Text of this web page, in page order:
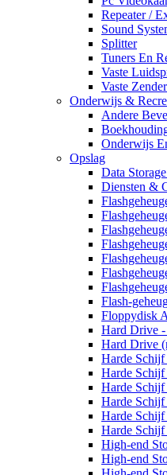
Repeater /
Sound
Splitter
Tuners En
Vaste
Vaste
Onderwijs &
Andere
Onderwijs
Opslag
Data
Diensten &
Flash-
Floppydisk
Hard Drive
Hard Drive
Harde Schijf
Harde
Harde Schijf
Harde Schijf
Harde Schijf
Harde Schijf
High-end
High-end